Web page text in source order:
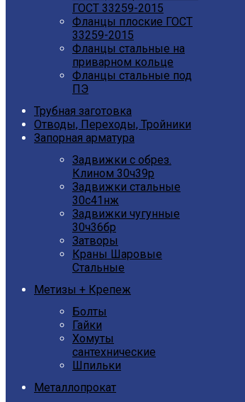
ГОСТ 33259-2015
Фланцы плоские ГОСТ
33259-2015
Фланцы стальные на
приварном кольце
Фланцы стальные под
ПЭ
Трубная заготовка
Отводы, Переходы, Тройники
Запорная арматура
Задвижки с обрез.
Клином 30ч39р
Задвижки стальные
30с41нж
Задвижки чугунные
30ч36бр
Затворы
Краны Шаровые
Стальные
Метизы + Крепеж
Болты
Гайки
Хомуты
сантехнические
Шпильки
Металлопрокат